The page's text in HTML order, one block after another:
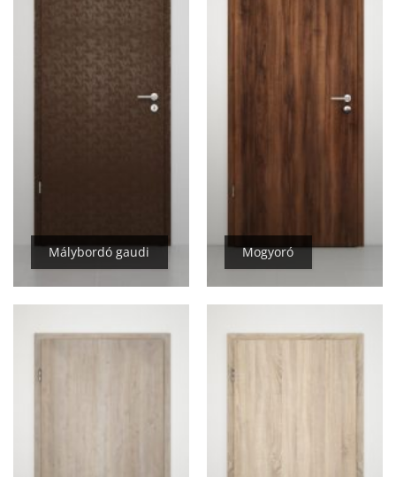
Málybordó gaudi Mogyoró